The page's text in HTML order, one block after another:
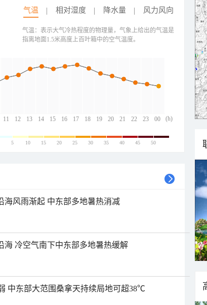
气温 相对湿度 降水量 风力风向
11 12 13 14 15 16 17 18 19 20 21 22 23 00
(h)
气温：表示大气冷热程度的物理量，气象上给出的气温是
指离地面1.5米高度上百叶箱中的空气温度。
5 10 15 20 25 30 35 40 45 50
海风雨渐起 中东部多地暑热消减
海 冷空气南下中东部多地暑热缓解
中东部大范围桑拿天持续局地可超38℃